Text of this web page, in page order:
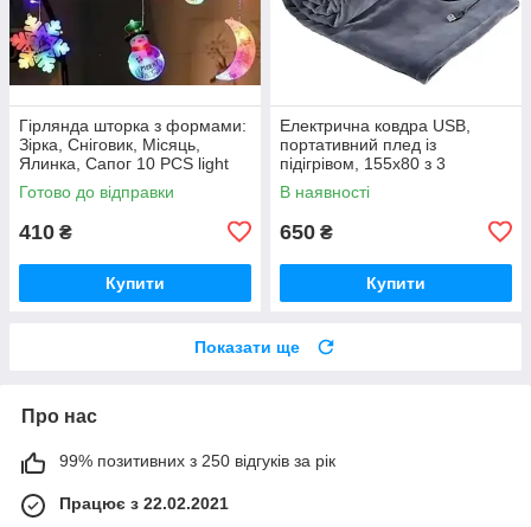
Гірлянда шторка з формами:
Зірка, Сніговик, Місяць,
Ялинка, Сапог 10 PCS light
Кольорова гірлянда-штора
Готово до відправки
410 ₴
Купити
Електрична ковдра USB,
портативний плед із
підігрівом, 155x80 з 3
режимами нагрівання
Електроковдра із застібкою
В наявності
650 ₴
Купити
Показати ще
Про нас
99% позитивних з 250 відгуків за рік
Працює з 22.02.2021